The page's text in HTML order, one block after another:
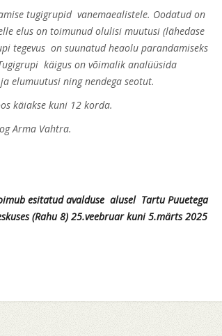
tugigrupid vanemaealistele. Oodatud on
elus on toimunud olulisi muutusi (lähedase
tegevus on suunatud heaolu parandamiseks
käigus on võimalik analüüsida
elumuutusi ning nendega seotut.
käiakse kuni 12 korda.
Arma Vahtra.
esitatud avalduse alusel Tartu Puuetega
(Rahu 8) 25.veebruar kuni 5.märts 2025